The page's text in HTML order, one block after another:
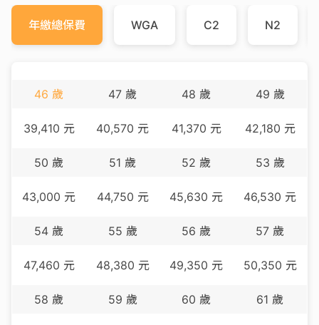
年繳總保費 WGA C2 N2
46 歲
39,410 元
47 歲
40,570 元
48 歲
41,370 元
49 歲
42,180 元
50 歲
43,000 元
51 歲
44,750 元
52 歲
45,630 元
53 歲
46,530 元
54 歲
47,460 元
55 歲
48,380 元
56 歲
49,350 元
57 歲
50,350 元
58 歲 59 歲 60 歲 61 歲